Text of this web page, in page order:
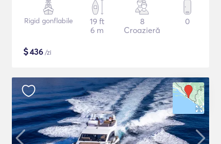
Rigid gonflabile
19 ft
6 m
8
Croazieră
0
$436 /zi